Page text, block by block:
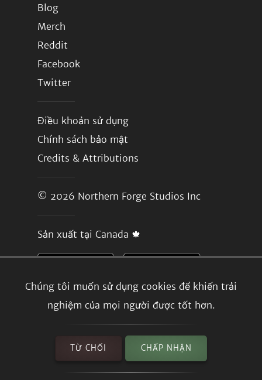
Chúng tôi muốn sử dụng cookies để khiến trải
nghiệm của mọi người được tốt hơn.
TỪ CHỐI CHẤP NHẬN
Blog
Merch
Reddit
Facebook
Twitter
Điều khoản sử dụng
Chính sách bảo mật
Credits & Attributions
© 2026 Northern Forge Studios Inc
Sản xuất tại Canada 🍁